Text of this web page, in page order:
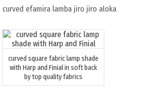
curved efamira lamba jiro jiro aloka
curved square fabric lamp shade
with Harp and Finial in soft back
by top quality fabrics